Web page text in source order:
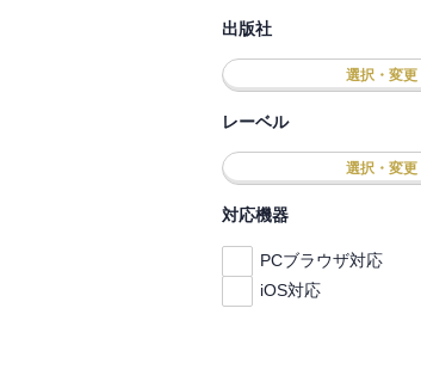
出版社
選択・変更
レーベル
選択・変更
対応機器
PCブラウザ対応
iOS対応